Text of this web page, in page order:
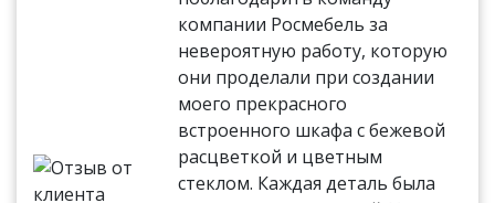
компании Росмебель за
невероятную работу, которую
они проделали при создании
моего прекрасного
встроенного шкафа с бежевой
расцветкой и цветным
стеклом. Каждая деталь была